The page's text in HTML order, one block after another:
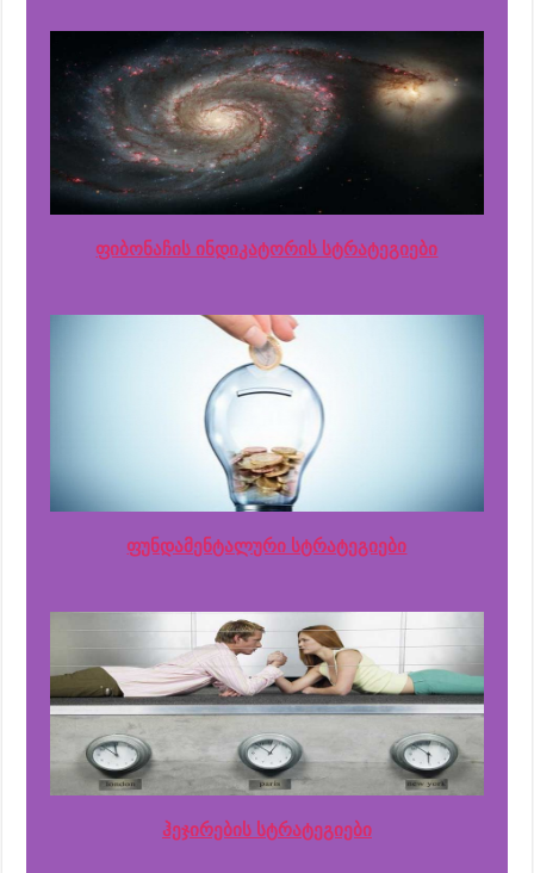
ფიბონაჩის ინდიკატორის სტრატეგიები
ფუნდამენტალური სტრატეგიები
ჰეჯირების სტრატეგიები